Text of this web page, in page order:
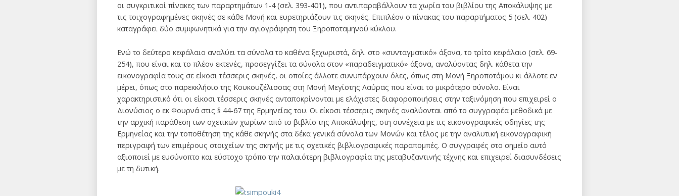
οι συγκριτικοί πίνακες των παραρτημάτων 1-4 (σελ. 393-401), που αντιπαραβάλλουν τα χωρία του βιβλίου της Αποκάλυψης με
τις τοιχογραφημένες σκηνές σε κάθε Μονή και ευρετηριάζουν τις σκηνές. Επιπλέον ο πίνακας του παραρτήματος 5 (σελ. 402)
καταγράφει δύο συμφωνητικά για την αγιογράφηση του Ξηροποταμηνού κύκλου.
Ενώ το δεύτερο κεφάλαιο αναλύει τα σύνολα το καθένα ξεχωριστά, δηλ. στο «συνταγματικό» άξονα, το τρίτο κεφάλαιο (σελ. 69-
254), που είναι και το πλέον εκτενές, προσεγγίζει τα σύνολα στον «παραδειγματικό» άξονα, αναλύοντας δηλ. κάθετα την
εικονογραφία τους σε είκοσι τέσσερις σκηνές, οι οποίες άλλοτε συνυπάρχουν όλες, όπως στη Μονή Ξηροποτάμου κι άλλοτε εν
μέρει, όπως στο παρεκκλήσιο της Κουκουζέλισσας στη Μονή Μεγίστης Λαύρας που είναι το μικρότερο σύνολο. Είναι
χαρακτηριστικό ότι οι είκοσι τέσσερις σκηνές ανταποκρίνονται με ελάχιστες διαφοροποιήσεις στην ταξινόμηση που επιχειρεί ο
Διονύσιος ο εκ Φουρνά στις § 44-67 της Ερμηνείας του. Οι είκοσι τέσσερις σκηνές αναλύονται από το συγγραφέα μεθοδικά με
την αρχική παράθεση των σχετικών χωρίων από το βιβλίο της Αποκάλυψης, στη συνέχεια με τις εικονογραφικές οδηγίες της
Ερμηνείας και την τοποθέτηση της κάθε σκηνής στα δέκα γενικά σύνολα των Μονών και τέλος με την αναλυτική εικονογραφική
περιγραφή των επιμέρους στοιχείων της σκηνής με τις σχετικές βιβλιογραφικές παραπομπές. Ο συγγραφές στο σημείο αυτό
αξιοποιεί με ευσύνοπτο και εύστοχο τρόπο την παλαιότερη βιβλιογραφία της μεταβυζαντινής τέχνης και επιχειρεί διασυνδέσεις
με τη δυτική.